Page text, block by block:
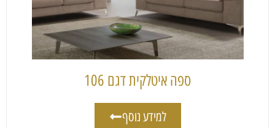
ספה איטלקית דגם 106
למידע נוסף